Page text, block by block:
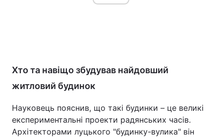
Хто та навіщо збудував найдовший
житловий будинок
Науковець пояснив, що такі будинки – це великі
експериментальні проекти радянських часів.
Архітекторами луцького "будинку-вулика" він